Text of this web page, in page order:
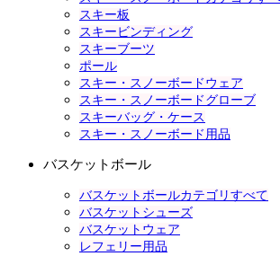
スキー板
スキービンディング
スキーブーツ
ポール
スキー・スノーボードウェア
スキー・スノーボードグローブ
スキーバッグ・ケース
スキー・スノーボード用品
バスケットボール
バスケットボールカテゴリすべて
バスケットシューズ
バスケットウェア
レフェリー用品